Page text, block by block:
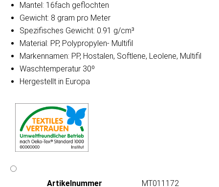
Mantel: 16fach geflochten
Gewicht: 8 gram pro Meter
Spezifisches Gewicht: 0.91 g/cm³
Material: PP, Polypropylen- Multifil
Markennamen: PP, Hostalen, Softlene, Leolene, Multifil
Waschtemperatur 30º
Hergestellt in Europa
Artikeln‌ummer
MT011172